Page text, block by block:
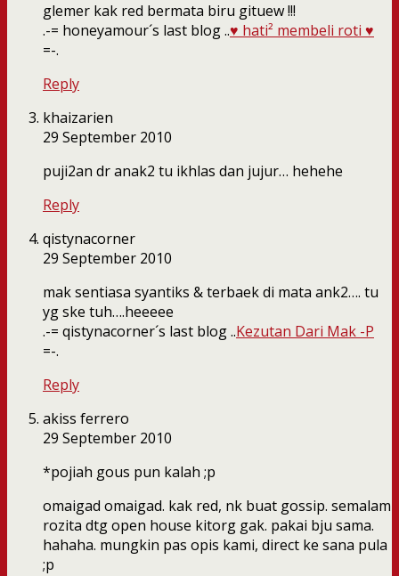
glemer kak red bermata biru gituew !!!
.-= honeyamour´s last blog ..♥ hati² membeli roti ♥
=-.
Reply
khaizarien
29 September 2010
puji2an dr anak2 tu ikhlas dan jujur… hehehe
Reply
qistynacorner
29 September 2010
mak sentiasa syantiks & terbaek di mata ank2…. tu
yg ske tuh….heeeee
.-= qistynacorner´s last blog ..Kezutan Dari Mak -P
=-.
Reply
akiss ferrero
29 September 2010
*pojiah gous pun kalah ;p
omaigad omaigad. kak red, nk buat gossip. semalam
rozita dtg open house kitorg gak. pakai bju sama.
hahaha. mungkin pas opis kami, direct ke sana pula
;p